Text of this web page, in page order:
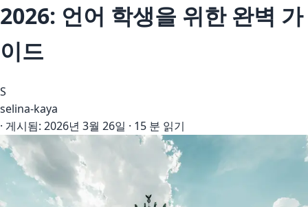
2026: 언어 학생을 위한 완벽 가
이드
S
selina-kaya
· 게시됨: 2026년 3월 26일 · 15 분 읽기